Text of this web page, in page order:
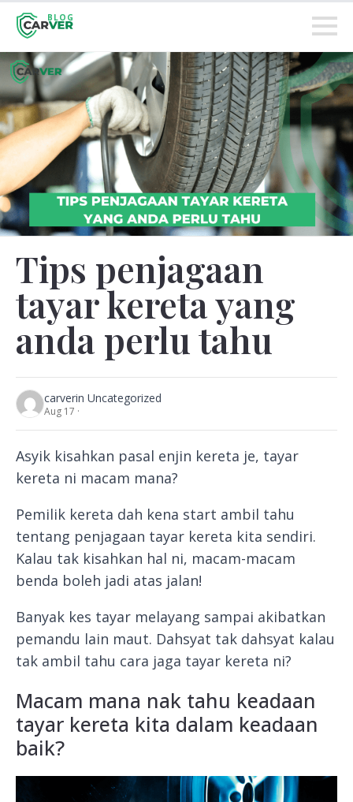
BLOG
Tips penjagaan
tayar kereta yang
anda perlu tahu
carverin Uncategorized
Aug 17 ·
Asyik kisahkan pasal enjin kereta je, tayar
kereta ni macam mana?
Pemilik kereta dah kena start ambil tahu
tentang penjagaan tayar kereta kita sendiri.
Kalau tak kisahkan hal ni, macam-macam
benda boleh jadi atas jalan!
Banyak kes tayar melayang sampai akibatkan
pemandu lain maut. Dahsyat tak dahsyat kalau
tak ambil tahu cara jaga tayar kereta ni?
Macam mana nak tahu keadaan
tayar kereta kita dalam keadaan
baik?